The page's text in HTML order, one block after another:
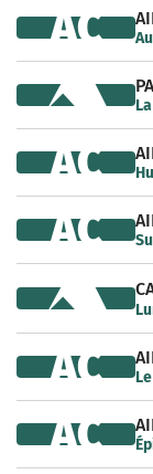
AC
AC
AC
AC
AC